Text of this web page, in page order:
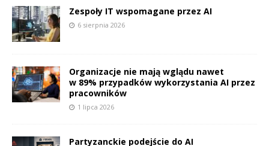
Zespoły IT wspomagane przez AI
6 sierpnia 2026
Organizacje nie mają wglądu nawet
w 89% przypadków wykorzystania AI przez
pracowników
1 lipca 2026
Partyzanckie podejście do AI